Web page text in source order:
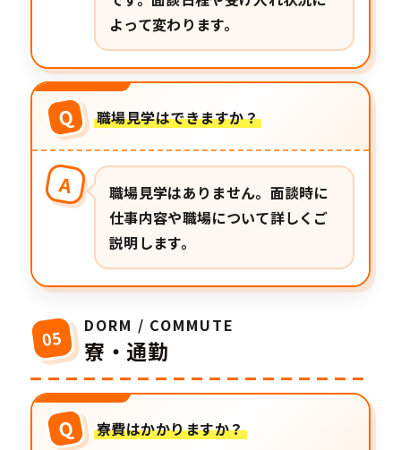
よって変わります。
Q 職場見学はできますか？
A
職場見学はありません。面談時に
仕事内容や職場について詳しくご
説明します。
05
DORM / COMMUTE
寮・通勤
Q 寮費はかかりますか？